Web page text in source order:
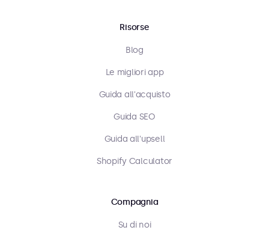
Risorse
Blog
Le migliori app
Guida all'acquisto
Guida SEO
Guida all'upsell
Shopify Calculator
Compagnia
Su di noi